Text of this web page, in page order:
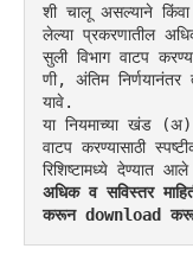
शी चालू असल्याने किंवा
लेल्या प्रकरणातील
सुली विभाग वाटप
णी, अंतिम निर्णयानंतर
यावे.
या नियमाच्या खंड (अ)
वाटप करण्यासाठी
रिशिष्टामध्ये देण्यात
अधिक व सविस्तर
करून download